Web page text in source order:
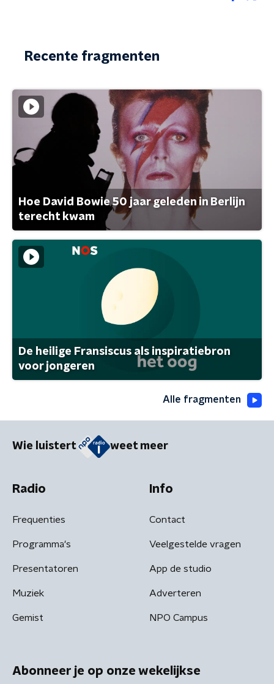
Recente fragmenten
Hoe David Bowie 50 jaar geleden in Berlijn
terecht kwam
De heilige Fransiscus als inspiratiebron
voor jongeren
Alle fragmenten
Wie luistert weet meer
Radio
Frequenties
Programma's
Presentatoren
Muziek
Gemist
Info
Contact
Veelgestelde vragen
App de studio
Adverteren
NPO Campus
Abonneer je op onze wekelijkse